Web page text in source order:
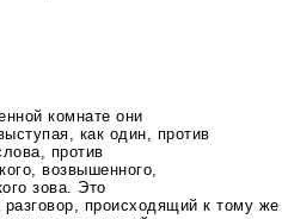
комнате они
как один, против
против
возвышенного,
зова. Это
разговор, происходящий к тому же